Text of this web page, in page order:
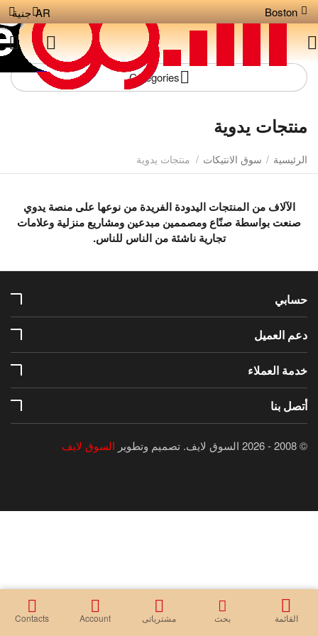
Boston جنية AR
Сategories
منتجات يدوية
الرئيسية / سوق الانتيكات / منتجات يدوية
الآلاف من المنتجات اليدودة الفريدة من نوعها على منصة يدوي
صنعت بواسطة صنّاع ومصممين مبدعين ومشاريع منزلية وعلامات
تجارية ناشئة من الناس للناس.
حسابي
دعم العميل
خدمة العملاء
أتصل بنا
© 2008 - 2026 السوق لايف. تصميم وتطوير السوق لايف
القائمة بحث مشترياتى Account
Contacts